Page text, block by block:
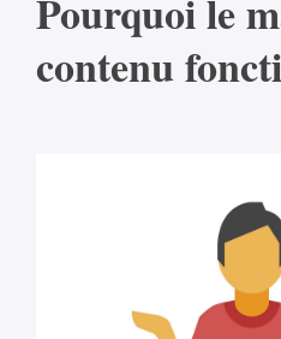
Pourquoi le
contenu